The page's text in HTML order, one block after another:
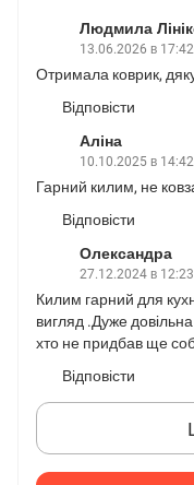
Людмила
13.06.2026 в 17:42
Отримала коврик,
Відповісти
Аліна
10.10.2025 в 14:42
Гарний килим, не
Відповісти
Олександра
27.12.2024 в 12:23
Килим гарний для
вигляд .Дуже
хто не придбав ще
Відповісти